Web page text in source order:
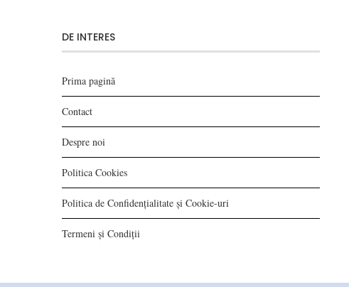
DE INTERES
Prima pagină
Contact
Despre noi
Politica Cookies
Politica de Confidențialitate și Cookie-uri
Termeni și Condiții